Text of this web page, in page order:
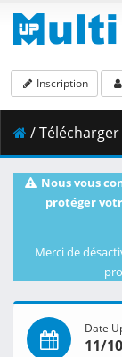
Inscription
/ Télécharger
Nous vous
protéger
Merci de
Date
11/